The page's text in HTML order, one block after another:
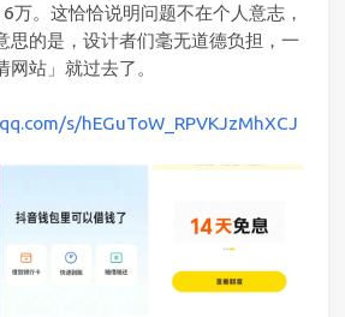
万。这恰恰说明问题不在个人意志，
思的是，设计者们毫无道德负担，一
站」就过去了。
s/hEGuToW_RPVKJzMhXCJ